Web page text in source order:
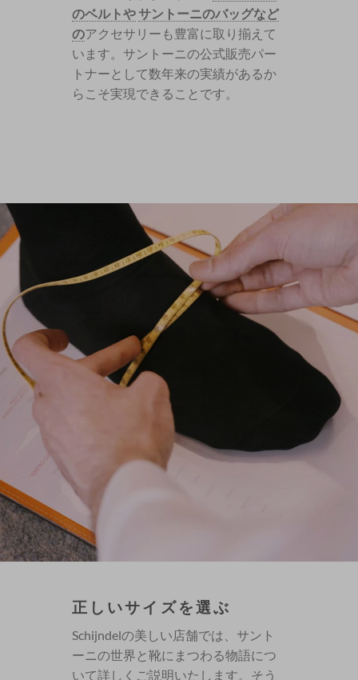
のベルトやサントーニのバッグなど
のアクセサリーも豊富に取り揃えて
います。サントーニの公式販売パー
トナーとして数年来の実績があるか
らこそ実現できることです。
正しいサイズを選ぶ
Schijndelの美しい店舗では、サント
ーニの世界と靴にまつわる物語につ
いて詳しくご説明いたします。そう